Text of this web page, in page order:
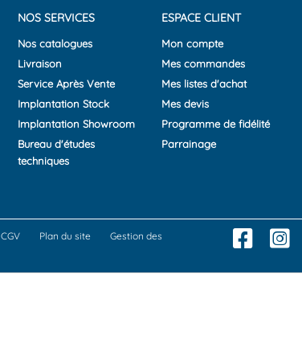
NOS SERVICES
Nos catalogues
Livraison
Service Après Vente
Implantation Stock
Implantation Showroom
Bureau d'études
techniques
ESPACE CLIENT
Mon compte
Mes commandes
Mes listes d'achat
Mes devis
Programme de fidélité
Parrainage
CGV Plan du site
Gestion des